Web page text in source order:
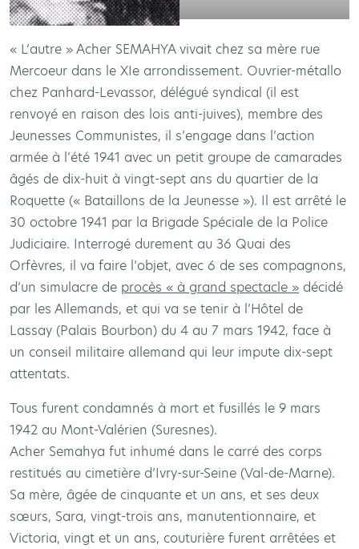
« L’autre » Acher SEMAHYA vivait chez sa mère rue
Mercoeur dans le XIe arrondissement. Ouvrier-métallo
chez Panhard-Levassor, délégué syndical (il est
renvoyé en raison des lois anti-juives), membre des
Jeunesses Communistes, il s’engage dans l’action
armée à l’été 1941 avec un petit groupe de camarades
âgés de dix-huit à vingt-sept ans du quartier de la
Roquette (« Bataillons de la Jeunesse »). Il est arrêté le
30 octobre 1941 par la Brigade Spéciale de la Police
Judiciaire. Interrogé durement au 36 Quai des
Orfèvres, il va faire l’objet, avec 6 de ses compagnons,
d’un simulacre de procès « à grand spectacle » décidé
par les Allemands, et qui va se tenir à l’Hôtel de
Lassay (Palais Bourbon) du 4 au 7 mars 1942, face à
un conseil militaire allemand qui leur impute dix-sept
attentats.
Tous furent condamnés à mort et fusillés le 9 mars
1942 au Mont-Valérien (Suresnes).
Acher Semahya fut inhumé dans le carré des corps
restitués au cimetière d’Ivry-sur-Seine (Val-de-Marne).
Sa mère, âgée de cinquante et un ans, et ses deux
sœurs, Sara, vingt-trois ans, manutentionnaire, et
Victoria, vingt et un ans, couturière furent arrêtées et